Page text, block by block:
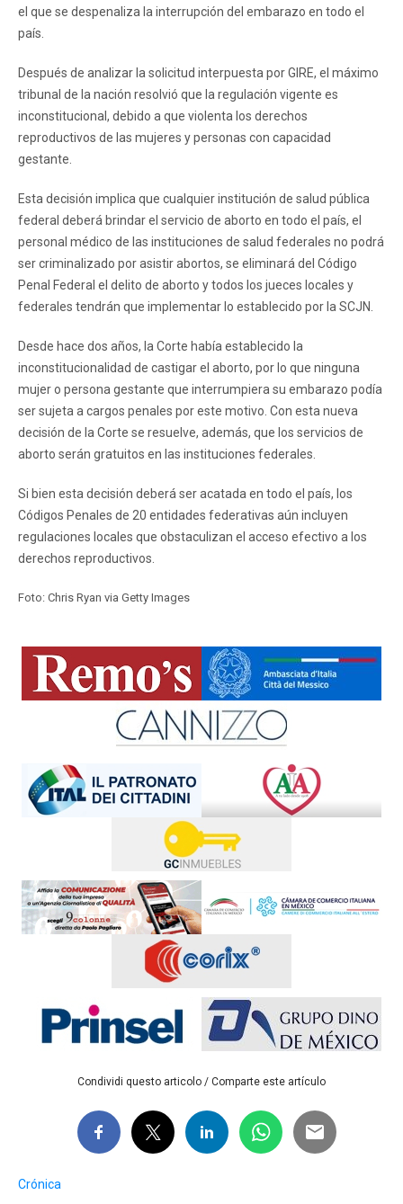
el que se despenaliza la interrupción del embarazo en todo el
país.
Después de analizar la solicitud interpuesta por GIRE, el máximo
tribunal de la nación resolvió que la regulación vigente es
inconstitucional, debido a que violenta los derechos
reproductivos de las mujeres y personas con capacidad
gestante.
Esta decisión implica que cualquier institución de salud pública
federal deberá brindar el servicio de aborto en todo el país, el
personal médico de las instituciones de salud federales no podrá
ser criminalizado por asistir abortos, se eliminará del Código
Penal Federal el delito de aborto y todos los jueces locales y
federales tendrán que implementar lo establecido por la SCJN.
Desde hace dos años, la Corte había establecido la
inconstitucionalidad de castigar el aborto, por lo que ninguna
mujer o persona gestante que interrumpiera su embarazo podía
ser sujeta a cargos penales por este motivo. Con esta nueva
decisión de la Corte se resuelve, además, que los servicios de
aborto serán gratuitos en las instituciones federales.
Si bien esta decisión deberá ser acatada en todo el país, los
Códigos Penales de 20 entidades federativas aún incluyen
regulaciones locales que obstaculizan el acceso efectivo a los
derechos reproductivos.
Foto: Chris Ryan via Getty Images
Condividi questo articolo / Comparte este artículo
Crónica